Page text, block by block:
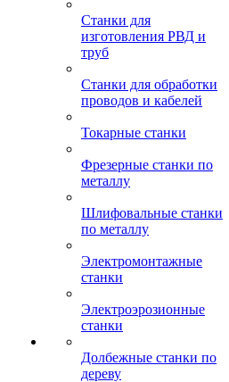
Станки для
изготовления РВД и
труб
Станки для обработки
проводов и кабелей
Токарные станки
Фрезерные станки по
металлу
Шлифовальные станки
по металлу
Электромонтажные
станки
Электроэрозионные
станки
Долбежные станки по
дереву